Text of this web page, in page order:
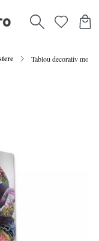
Tablou decorativ